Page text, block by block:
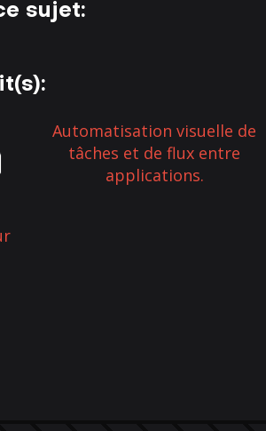
sujet:
Automatisation visuelle de
tâches et de flux entre
applications.